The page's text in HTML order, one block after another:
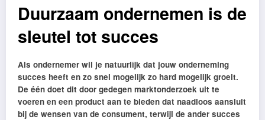
Duurzaam ondernemen is de
sleutel tot succes
Als ondernemer wil je natuurlijk dat jouw onderneming
succes heeft en zo snel mogelijk zo hard mogelijk groeit.
De één doet dit door gedegen marktonderzoek uit te
voeren en een product aan te bieden dat naadloos aansluit
bij de wensen van de consument, terwijl de ander succes